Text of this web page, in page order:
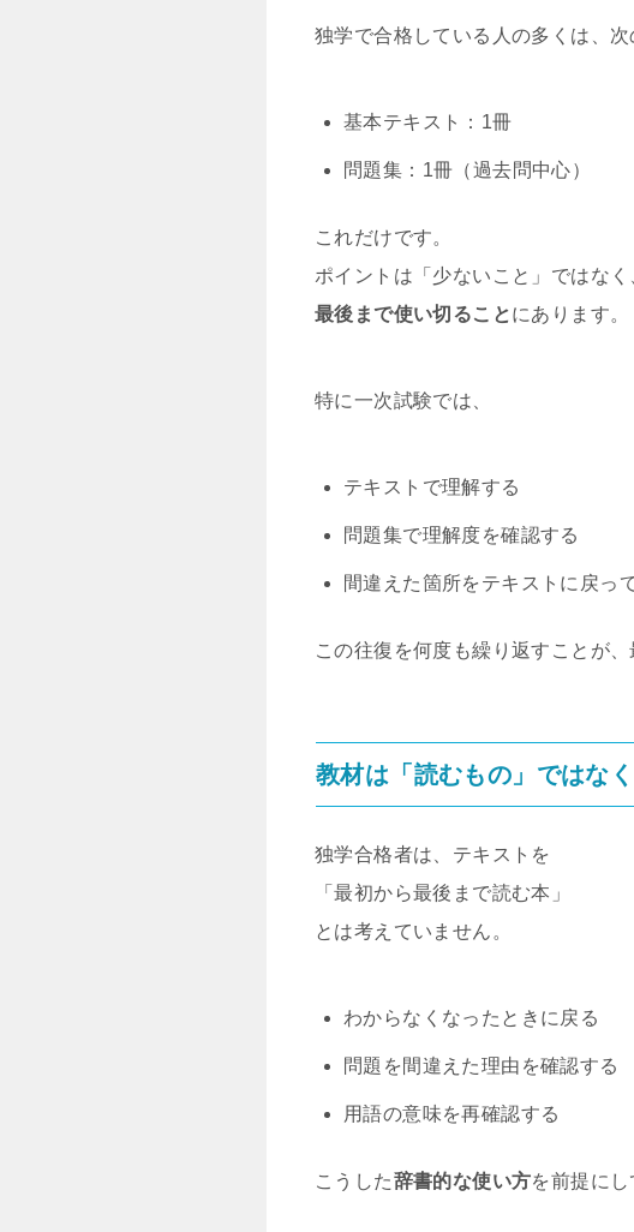
独学で合格している人の多くは、次
基本テキスト：1冊
問題集：1冊（過去問中心）
これだけです。
ポイントは「少ないこと」ではなく
最後まで使い切ることにあります。
特に一次試験では、
テキストで理解する
問題集で理解度を確認する
間違えた箇所をテキストに戻っ
この往復を何度も繰り返すことが、
教材は「読むもの」ではなく
独学合格者は、テキストを
「最初から最後まで読む本」
とは考えていません。
わからなくなったときに戻る
問題を間違えた理由を確認する
用語の意味を再確認する
こうした辞書的な使い方を前提にし